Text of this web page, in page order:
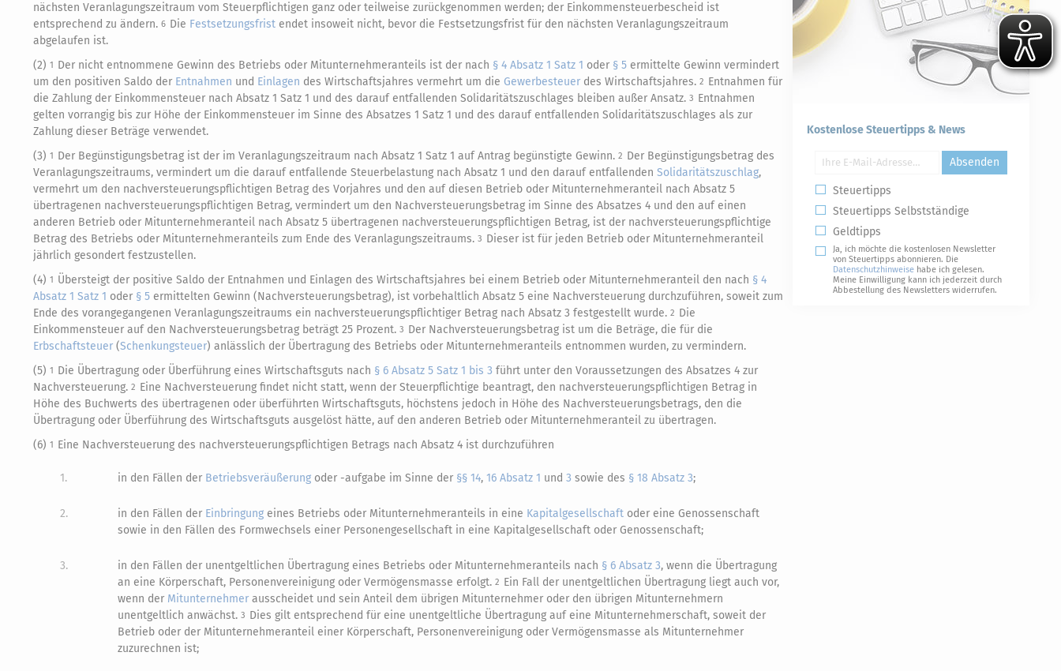
nächsten Veranlagungszeitraum vom Steuerpflichtigen ganz oder teilweise zurückgenommen werden; der Einkommensteuerbescheid ist
entsprechend zu ändern. 6 Die Festsetzungsfrist endet insoweit nicht, bevor die Festsetzungsfrist für den nächsten Veranlagungszeitraum
abgelaufen ist.
(2) 1 Der nicht entnommene Gewinn des Betriebs oder Mitunternehmeranteils ist der nach § 4 Absatz 1 Satz 1 oder § 5 ermittelte Gewinn vermindert
um den positiven Saldo der Entnahmen und Einlagen des Wirtschaftsjahres vermehrt um die Gewerbesteuer des Wirtschaftsjahres. 2 Entnahmen für
die Zahlung der Einkommensteuer nach Absatz 1 Satz 1 und des darauf entfallenden Solidaritätszuschlages bleiben außer Ansatz. 3 Entnahmen
gelten vorrangig bis zur Höhe der Einkommensteuer im Sinne des Absatzes 1 Satz 1 und des darauf entfallenden Solidaritätszuschlages als zur
Zahlung dieser Beträge verwendet.
(3) 1 Der Begünstigungsbetrag ist der im Veranlagungszeitraum nach Absatz 1 Satz 1 auf Antrag begünstigte Gewinn. 2 Der Begünstigungsbetrag des
Veranlagungszeitraums, vermindert um die darauf entfallende Steuerbelastung nach Absatz 1 und den darauf entfallenden Solidaritätszuschlag,
vermehrt um den nachversteuerungspflichtigen Betrag des Vorjahres und den auf diesen Betrieb oder Mitunternehmeranteil nach Absatz 5
übertragenen nachversteuerungspflichtigen Betrag, vermindert um den Nachversteuerungsbetrag im Sinne des Absatzes 4 und den auf einen
anderen Betrieb oder Mitunternehmeranteil nach Absatz 5 übertragenen nachversteuerungspflichtigen Betrag, ist der nachversteuerungspflichtige
Betrag des Betriebs oder Mitunternehmeranteils zum Ende des Veranlagungszeitraums. 3 Dieser ist für jeden Betrieb oder Mitunternehmeranteil
jährlich gesondert festzustellen.
(4) 1 Übersteigt der positive Saldo der Entnahmen und Einlagen des Wirtschaftsjahres bei einem Betrieb oder Mitunternehmeranteil den nach § 4
Absatz 1 Satz 1 oder § 5 ermittelten Gewinn (Nachversteuerungsbetrag), ist vorbehaltlich Absatz 5 eine Nachversteuerung durchzuführen, soweit zum
Ende des vorangegangenen Veranlagungszeitraums ein nachversteuerungspflichtiger Betrag nach Absatz 3 festgestellt wurde. 2 Die
Einkommensteuer auf den Nachversteuerungsbetrag beträgt 25 Prozent. 3 Der Nachversteuerungsbetrag ist um die Beträge, die für die
Erbschaftsteuer (Schenkungsteuer) anlässlich der Übertragung des Betriebs oder Mitunternehmeranteils entnommen wurden, zu vermindern.
(5) 1 Die Übertragung oder Überführung eines Wirtschaftsguts nach § 6 Absatz 5 Satz 1 bis 3 führt unter den Voraussetzungen des Absatzes 4 zur
Nachversteuerung. 2 Eine Nachversteuerung findet nicht statt, wenn der Steuerpflichtige beantragt, den nachversteuerungspflichtigen Betrag in
Höhe des Buchwerts des übertragenen oder überführten Wirtschaftsguts, höchstens jedoch in Höhe des Nachversteuerungsbetrags, den die
Übertragung oder Überführung des Wirtschaftsguts ausgelöst hätte, auf den anderen Betrieb oder Mitunternehmeranteil zu übertragen.
(6) 1 Eine Nachversteuerung des nachversteuerungspflichtigen Betrags nach Absatz 4 ist durchzuführen
1. in den Fällen der Betriebsveräußerungoder -aufgabe im Sinne der §§ 14, 16 Absatz 1 und 3 sowie des § 18 Absatz 3;
2. in den Fällen der Einbringungeines Betriebs oder Mitunternehmeranteils in eine Kapitalgesellschaftoder eine Genossenschaft
sowie in den Fällen des Formwechsels einer Personengesellschaft in eine Kapitalgesellschaft oder Genossenschaft;
3. in den Fällen der unentgeltlichen Übertragung eines Betriebs oder Mitunternehmeranteils nach § 6 Absatz 3, wenn die Übertragung
an eine Körperschaft, Personenvereinigung oder Vermögensmasse erfolgt. 2 Ein Fall der unentgeltlichen Übertragung liegt auch vor,
wenn der Mitunternehmerausscheidet und sein Anteil dem übrigen Mitunternehmer oder den übrigen Mitunternehmern
unentgeltlich anwächst. 3 Dies gilt entsprechend für eine unentgeltliche Übertragung auf eine Mitunternehmerschaft, soweit der
Betrieb oder der Mitunternehmeranteil einer Körperschaft, Personenvereinigung oder Vermögensmasse als Mitunternehmer
zuzurechnen ist;
Kostenlose Steuertipps & News
Absenden
Steuertipps
Steuertipps Selbstständige
Geldtipps
Ja, ich möchte die kostenlosen Newsletter
von Steuertipps abonnieren. Die
Datenschutzhinweise habe ich gelesen.
Meine Einwilligung kann ich jederzeit durch
Abbestellung des Newsletters widerrufen.